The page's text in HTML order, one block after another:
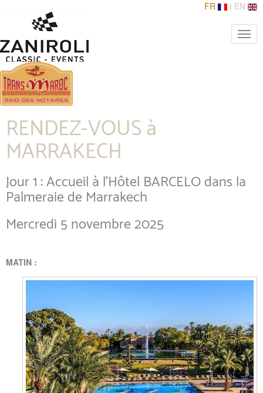
FR | EN
Toggle
RENDEZ-VOUS à
MARRAKECH
Jour 1 : Accueil à l'Hôtel BARCELO dans la
Palmeraie de Marrakech
Mercredi 5 novembre 2025
MATIN :